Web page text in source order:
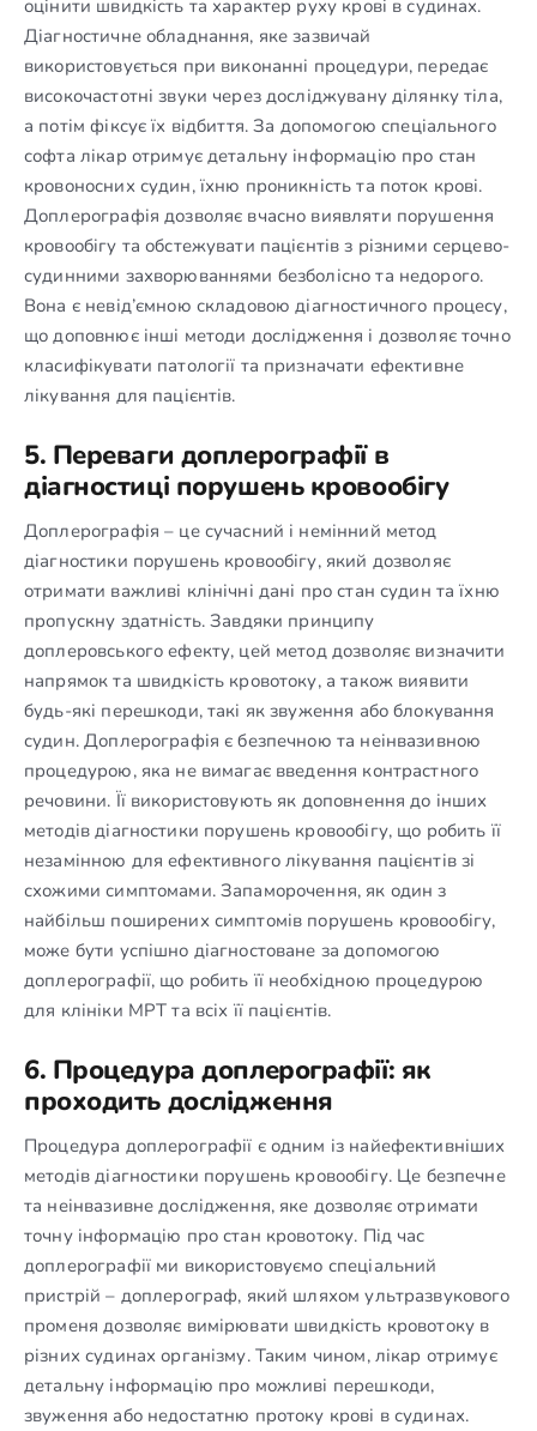
оцінити швидкість та характер руху крові в судинах.
Діагностичне обладнання, яке зазвичай
використовується при виконанні процедури, передає
високочастотні звуки через досліджувану ділянку тіла,
а потім фіксує їх відбиття. За допомогою спеціального
софта лікар отримує детальну інформацію про стан
кровоносних судин, їхню проникність та поток крові.
Доплерографія дозволяє вчасно виявляти порушення
кровообігу та обстежувати пацієнтів з різними серцево-
судинними захворюваннями безболісно та недорого.
Вона є невід’ємною складовою діагностичного процесу,
що доповнює інші методи дослідження і дозволяє точно
класифікувати патології та призначати ефективне
лікування для пацієнтів.
5. Переваги доплерографії в
діагностиці порушень кровообігу
Доплерографія – це сучасний і немінний метод
діагностики порушень кровообігу, який дозволяє
отримати важливі клінічні дані про стан судин та їхню
пропускну здатність. Завдяки принципу
доплеровського ефекту, цей метод дозволяє визначити
напрямок та швидкість кровотоку, а також виявити
будь-які перешкоди, такі як звуження або блокування
судин. Доплерографія є безпечною та неінвазивною
процедурою, яка не вимагає введення контрастного
речовини. Її використовують як доповнення до інших
методів діагностики порушень кровообігу, що робить її
незамінною для ефективного лікування пацієнтів зі
схожими симптомами. Запаморочення, як один з
найбільш поширених симптомів порушень кровообігу,
може бути успішно діагностоване за допомогою
доплерографії, що робить її необхідною процедурою
для клініки МРТ та всіх її пацієнтів.
6. Процедура доплерографії: як
проходить дослідження
Процедура доплерографії є одним із найефективніших
методів діагностики порушень кровообігу. Це безпечне
та неінвазивне дослідження, яке дозволяє отримати
точну інформацію про стан кровотоку. Під час
доплерографії ми використовуємо спеціальний
пристрій – доплерограф, який шляхом ультразвукового
променя дозволяє вимірювати швидкість кровотоку в
різних судинах організму. Таким чином, лікар отримує
детальну інформацію про можливі перешкоди,
звуження або недостатню протоку крові в судинах.